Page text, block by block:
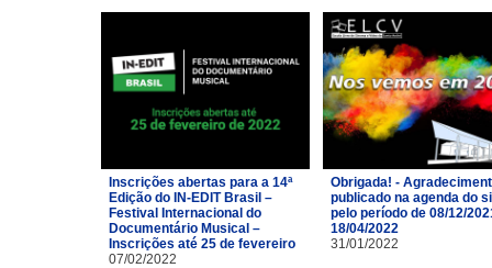
Inscrições abertas para a 14ª
Edição do IN-EDIT Brasil –
Festival Internacional do
Documentário Musical –
Inscrições até 25 de fevereiro
07/02/2022
Obrigada! -
publicado na agenda do
pelo período de 08/12/
18/04/2022
31/01/2022